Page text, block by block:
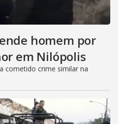
homem por
em Nilópolis
cometido crime similar na